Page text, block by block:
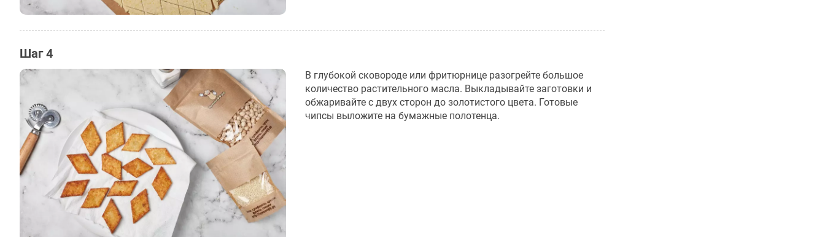
Шаг 4
В глубокой сковороде или фритюрнице разогрейте большое
количество растительного масла. Выкладывайте заготовки и
обжаривайте с двух сторон до золотистого цвета. Готовые
чипсы выложите на бумажные полотенца.